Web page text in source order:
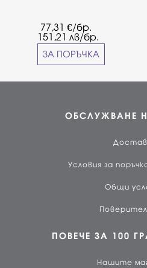
77,31 €/бр.
151,21лв/бр.
ЗА ПОРЪЧКА
ОБСЛУЖВАНЕ
Условия за
Общи
ПОВЕЧЕ ЗА 100
Нашите